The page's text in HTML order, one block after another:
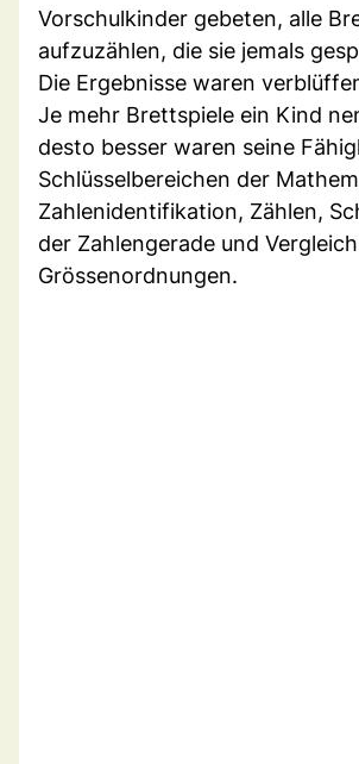
Vorschulkinder gebeten, alle
aufzuzählen, die sie jemals
Die Ergebnisse waren
Je mehr Brettspiele ein Kind
desto besser waren seine
Schlüsselbereichen der
Zahlenidentifikation, Zählen,
der Zahlengerade und
Grössenordnungen.